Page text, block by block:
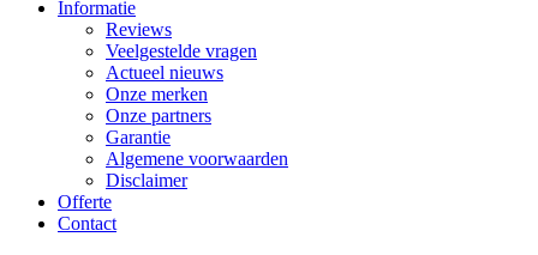
Informatie
Reviews
Veelgestelde vragen
Actueel nieuws
Onze merken
Onze partners
Garantie
Algemene voorwaarden
Disclaimer
Offerte
Contact